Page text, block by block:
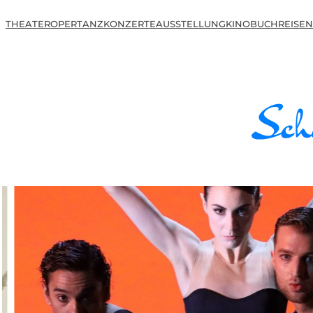
THEATEROPERTANZKONZERTEAUSSTELLUNGKINOBUCHREISEN